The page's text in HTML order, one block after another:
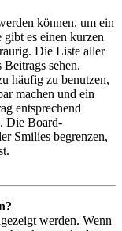
können, um ein
es einen kurzen
Die Liste aller
Beitrags sehen.
häufig zu benutzen,
machen und ein
entsprechend
Die Board-
Smilies begrenzen,
werden. Wenn